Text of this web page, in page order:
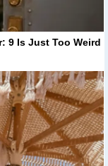
9 Is Just Too Weird